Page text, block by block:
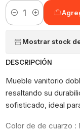
Cantidad
Mostrar stock
DESCRIPCIÓN
Mueble vanitorio
resaltando su
sofisticado, ideal
Color de de cuarzo :